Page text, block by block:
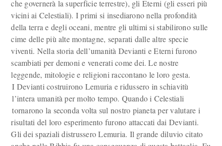
che governerà la superficie terrestre), gli Eterni (gli esseri più
vicini ai Celestiali). I primi si insediarono nella profondità
della terra e degli oceani, mentre gli ultimi si stabilirono sulle
cime delle più alte montagne, separati dalle altre specie
viventi. Nella storia dell’umanità Devianti e Eterni furono
scambiati per demoni e venerati come dei. Le nostre
leggende, mitologie e religioni raccontano le loro gesta.
I Devianti costruirono Lemuria e ridussero in schiavitù
l’intera umanità per molto tempo. Quando i Celestiali
tornarono la seconda volta sul nostro pianeta per valutare i
risultati del loro esperimento furono attaccati dai Devianti.
Gli dei spaziali distrussero Lemuria. Il grande diluvio citato